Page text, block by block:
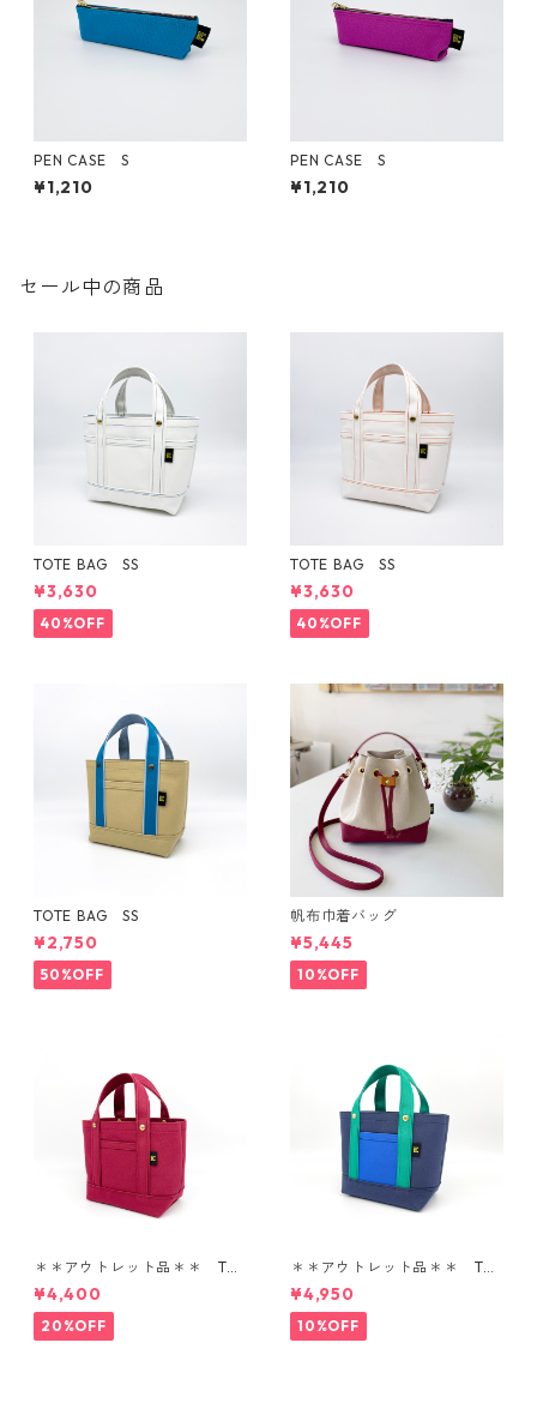
PEN CASE S
¥1,210
PEN CASE S
¥1,210
セール中の商品
TOTE BAG SS
¥3,630
40%OFF
TOTE BAG SS
¥3,630
40%OFF
TOTE BAG SS
¥2,750
50%OFF
帆布巾着バッグ
¥5,445
10%OFF
＊＊アウトレット品＊＊ TOT
E BAG SS
¥4,400
20%OFF
＊＊アウトレット品＊＊ TOT
E BAG SS
¥4,950
10%OFF